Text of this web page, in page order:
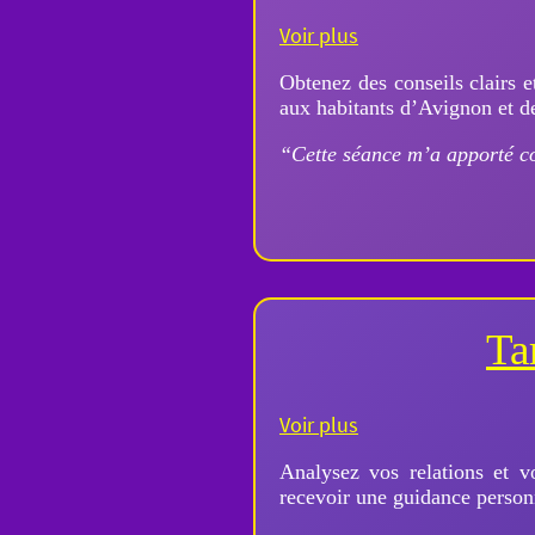
Voir plus
Obtenez des conseils clairs
aux habitants d’Avignon et
“Cette séance m’a apporté
Voir plus
Analysez vos relations et
recevoir une guidance